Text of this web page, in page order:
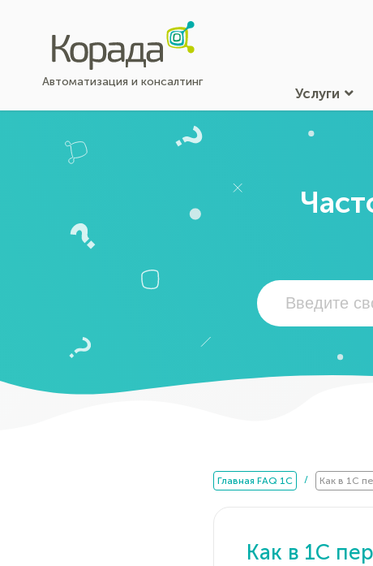
Автоматизация и консалтинг
Услуги
Главная FAQ 1C / Как в 1С
Как в 1С